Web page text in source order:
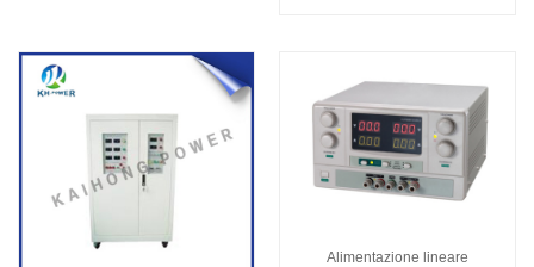
Alimentazione lineare